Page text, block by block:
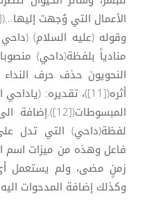
الأعمال التي وُجهت
وقوله (عليه السلام)
منادياً بلفظة(داحي)
النحويون حذف حرف
أثره([11])، تقديره:
لفظة(داحي) التي تدل
فاعل وهذه من ميزات اسم
زمنٍ مضى، ولم يستعمل
وكذلك إضافة المدحوات اليه